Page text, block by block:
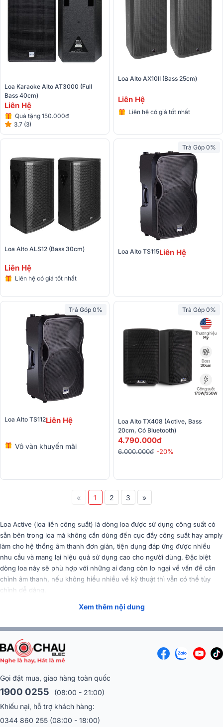
Loa Karaoke Alto AT3000 (full
Bass 40cm)
Liên Hệ
Quà tặng 150.000đ
3.7 (3)
Liên Hệ
Liên hệ có giá tốt nhất
Loa Alto ALS12 (Bass 30cm)
Liên Hệ
Liên hệ có giá tốt nhất
Trả Góp 0%
Loa Alto TS115Liên Hệ
Trả Góp 0%
Loa Alto TS112Liên Hệ
Vô vàn khuyến mãi
Trả Góp 0%
Loa Alto TX408 (Active, Bass
20cm, Có Bluetooth)
4.790.000đ
6.000.000đ -20%
« 1 2 3 »
Loa Active (loa liền công suất) là dòng loa được sử dụng công suất có
sẵn bên trong loa mà không cần dùng đến cục đẩy công suất hay amply
làm cho hệ thống âm thanh đơn giản, tiện dụng đáp ứng được nhiều
nhu cầu và mang lại hiệu quả sử dụng cao cho người dùng. Đặc biệt
dòng loa này sẽ phù hợp với những ai đang còn lo ngại về vấn đề căn
chỉnh âm thanh, nếu không hiểu nhiều về kỹ thuật thì vẫn có thể tùy
chỉnh dễ dàng.
Loa Alto Active có tốt không?
Thiết kế hiện đại, tiện lợi và gọn gàng
Loa Alto gọn gàng, trọng lượng nhẹ, làm tăng tính thẩm mỹ cao cho
tiết kiệm tối đa diện tích mà vẫn có thể đáp ứng được yêu cầu sử dụng,
tùy theo sở thích, loa có thể treo trên khung hoặc đặt trên các chân đỡ
đi kèm tiện lợi.
Xem thêm nội dung
Gọi đặt mua, giao hàng toàn quốc
1900 0255
(08:00 - 21:00)
Khiếu nại, hỗ trợ khách hàng:
0344 860 255 (08:00 - 18:00)